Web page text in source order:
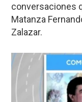
conversaciones
Matanza
Zalazar.